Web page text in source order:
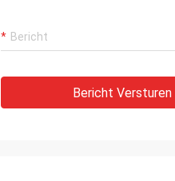
Bericht Versturen